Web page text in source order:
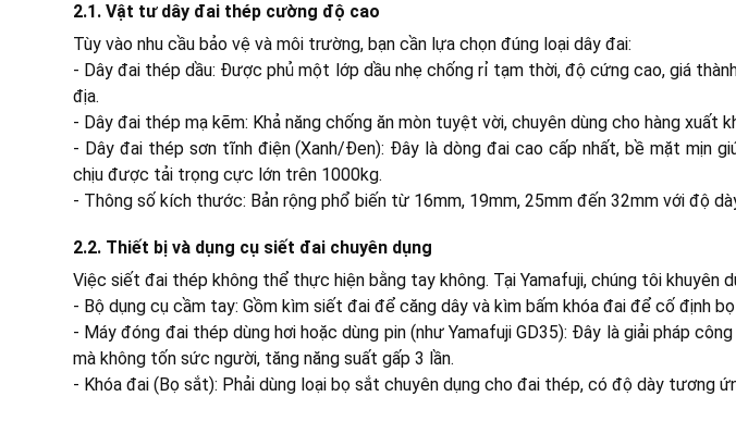
2.1. Vật tư dây đai thép cường độ cao
Tùy vào nhu cầu bảo vệ và môi trường, bạn cần lựa chọn đúng loại dây đai:
- Dây đai thép dầu: Được phủ một lớp dầu nhẹ chống rỉ tạm thời, độ cứng cao, giá
địa.
- Dây đai thép mạ kẽm: Khả năng chống ăn mòn tuyệt vời, chuyên dùng cho hàng xuất
- Dây đai thép sơn tĩnh điện (Xanh/Đen): Đây là dòng đai cao cấp nhất, bề mặt mịn
chịu được tải trọng cực lớn trên 1000kg.
- Thông số kích thước: Bản rộng phổ biến từ 16mm, 19mm, 25mm đến 32mm với độ
2.2. Thiết bị và dụng cụ siết đai chuyên dụng
Việc siết đai thép không thể thực hiện bằng tay không. Tại Yamafuji, chúng tôi khuyên
- Bộ dụng cụ cầm tay: Gồm kìm siết đai để căng dây và kìm bấm khóa đai để cố định
- Máy đóng đai thép dùng hơi hoặc dùng pin (như Yamafuji GD35): Đây là giải pháp
mà không tốn sức người, tăng năng suất gấp 3 lần.
- Khóa đai (Bọ sắt): Phải dùng loại bọ sắt chuyên dụng cho đai thép, có độ dày tương